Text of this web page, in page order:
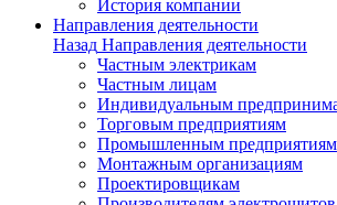
История компании
Направления деятельности
Назад Направления деятельности
Частным электрикам
Частным лицам
Индивидуальным
Торговым предприятиям
Промышленным предприятиям
Монтажным организациям
Проектировщикам